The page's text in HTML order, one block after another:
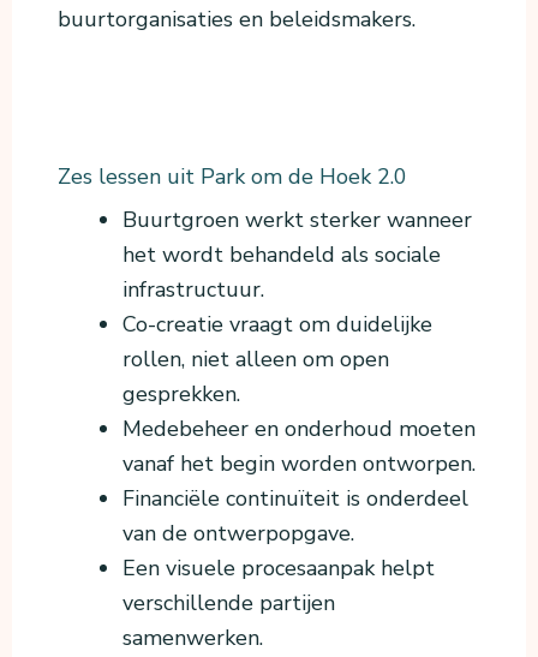
buurtorganisaties en beleidsmakers.
Zes lessen uit Park om de Hoek 2.0
Buurtgroen werkt sterker wanneer
het wordt behandeld als sociale
infrastructuur.
Co-creatie vraagt om duidelijke
rollen, niet alleen om open
gesprekken.
Medebeheer en onderhoud moeten
vanaf het begin worden ontworpen.
Financiële continuïteit is onderdeel
van de ontwerpopgave.
Een visuele procesaanpak helpt
verschillende partijen
samenwerken.